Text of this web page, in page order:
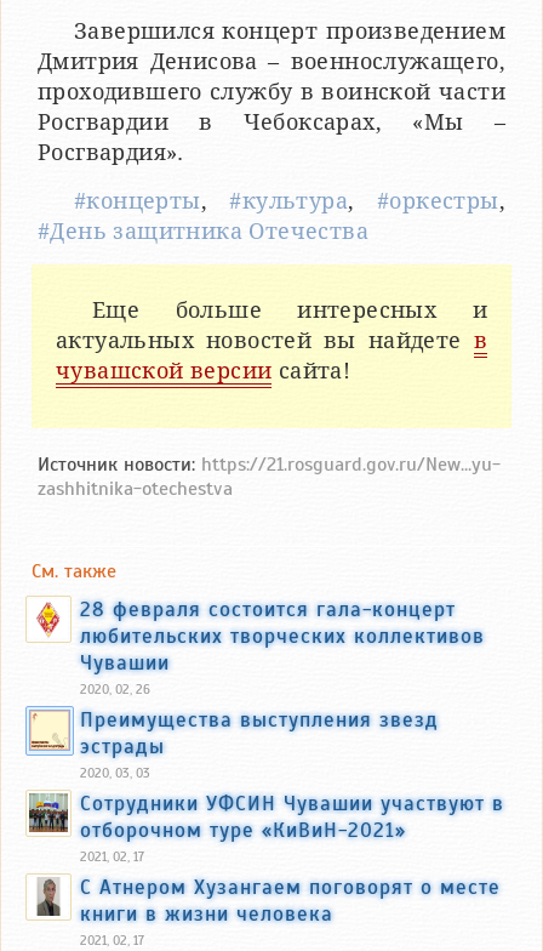
Завершился концерт произведением
Дмитрия Денисова – военнослужащего,
проходившего службу в воинской части
Росгвардии в Чебоксарах, «Мы –
Росгвардия».
#концерты,#культура, #оркестры,
#День защитника Отечества
Еще больше интересных и
актуальных новостей вы найдете в
чувашской версии сайта!
Источник новости: https://21.rosguard.gov.ru/New...yu-
zashhitnika-otechestva
См. также
28 февраля состоится гала-концерт
любительских творческих коллективов
Чувашии
2020, 02, 26
Преимущества выступления звезд
эстрады
2020, 03, 03
Сотрудники УФСИН Чувашии участвуют в
отборочном туре «КиВиН-2021»
2021, 02, 17
С Атнером Хузангаем поговорят о месте
книги в жизни человека
2021, 02, 17